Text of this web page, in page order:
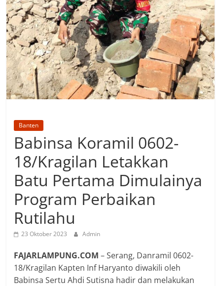
Banten
Babinsa Koramil 0602-
18/Kragilan Letakkan
Batu Pertama Dimulainya
Program Perbaikan
Rutilahu
23 Oktober 2023 Admin
FAJARLAMPUNG.COM– Serang, Danramil 0602-
18/Kragilan Kapten Inf Haryanto diwakili oleh
Babinsa Sertu Ahdi Sutisna hadir dan melakukan